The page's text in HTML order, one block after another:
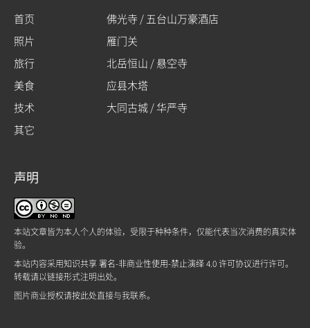
首页
照片
旅行
美食
技术
其它
佛光寺 / 五台山万豪酒店
雁门关
北岳恒山 / 悬空寺
应县木塔
大同古城 / 华严寺
声明
本站文章皆为本人个人的体验，受限于种种条件，仅能代表当次消费的真实体
验。
本站内容采用知识共享 署名-非商业性使用-禁止演绎 4.0 许可协议进行许可。
转载请以链接形式注明出处。
图片商业授权请按此处直接与我联系。